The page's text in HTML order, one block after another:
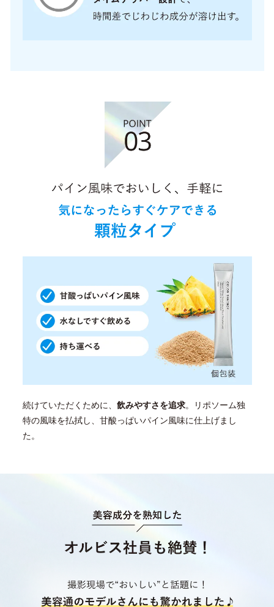
続けていただくために、 飲みやすさを追求。リポソーム独
特の風味を払拭し、甘酸っぱいパイン風味に仕上げまし
た。